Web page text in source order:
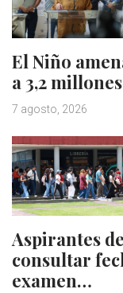
El Niño
a 3,2
7 agosto, 2026
Aspirantes
consultar
examen…